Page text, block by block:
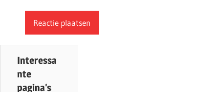
Interessa
nte
pagina’s